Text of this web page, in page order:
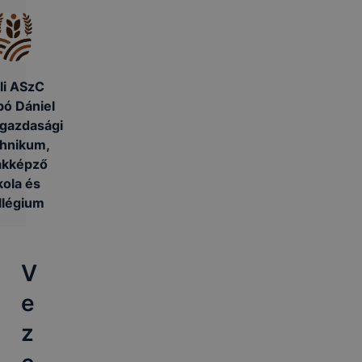
ASzC
Dániel
és
V
e
z